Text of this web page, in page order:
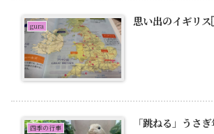
gura 思い出のイギリ
四季の行事 「跳ねる」うさ